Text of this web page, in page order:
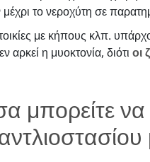
το νεροχύτη σε
με κήπους κλπ.
αρκεί η μυοκτονία, διότι οι
μπορείτε να